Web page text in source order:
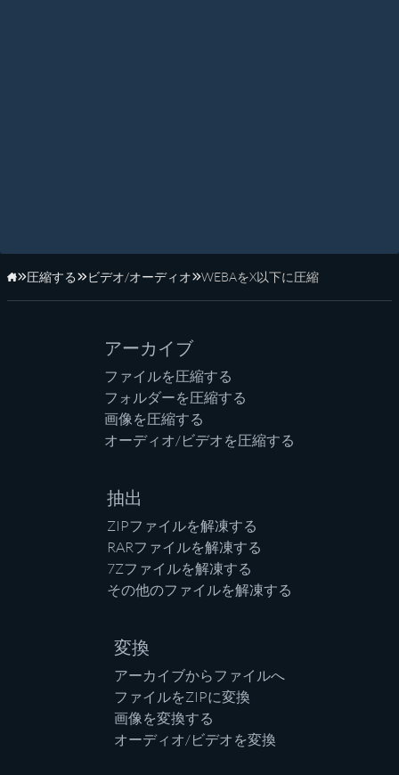
ホーム
圧縮する ビデオ/オーディオ WEBAをX以下に圧縮
アーカイブ
ファイルを圧縮する
フォルダーを圧縮する
画像を圧縮する
オーディオ/ビデオを圧縮する
抽出
ZIPファイルを解凍する
RARファイルを解凍する
7Zファイルを解凍する
その他のファイルを解凍する
変換
アーカイブからファイルへ
ファイルをZIPに変換
画像を変換する
オーディオ/ビデオを変換